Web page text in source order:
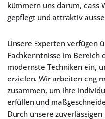
kümmern uns darum, dass
gepflegt und attraktiv
Unsere Experten verfügen
Fachkenntnisse im Bereich
modernste Techniken ein,
erzielen. Wir arbeiten eng
zusammen, um ihre
erfüllen und
Durch unsere